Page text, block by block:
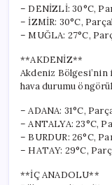
– DENİZLİ: 30°C,
– İZMİR: 30°C,
– MUĞLA: 27°C,
**AKDENİZ**
Akdeniz
hava durumu
– ADANA: 31°C,
– ANTALYA: 23°C,
– BURDUR: 26°C,
– HATAY: 29°C,
**İÇ ANADOLU**